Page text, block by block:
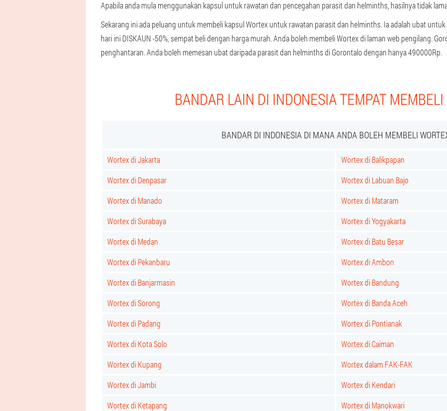
Apabila anda mula menggunakan kapsul untuk rawatan dan pencegahan parasit dan helminths, hasilnya tidak
Sekarang ini ada peluang untuk membeli kapsul Wortex untuk rawatan parasit dan helminths. Ia adalah ubat
hari ini DISKAUN -50%, sempat beli dengan harga murah. Anda boleh membeli Wortex di laman web pengilang.
penghantaran. Anda boleh memesan ubat daripada parasit dan helminths di Gorontalo dengan hanya 490000Rp.
BANDAR LAIN DI INDONESIA TEMPAT MEMBELI
BANDAR DI INDONESIA DI MANA ANDA BOLEH MEMBELI
Wortex di Jakarta
Wortex di Balikpapan
Wortex di Denpasar
Wortex di Labuan Bajo
Wortex di Manado
Wortex di Mataram
Wortex di Surabaya
Wortex di Yogyakarta
Wortex di Medan
Wortex di Batu Besar
Wortex di Pekanbaru
Wortex di Ambon
Wortex di Banjarmasin
Wortex di Bandung
Wortex di Sorong
Wortex di Banda Aceh
Wortex di Padang
Wortex di Pontianak
Wortex di Kota Solo
Wortex di Caiman
Wortex di Kupang
Wortex dalam FAK-FAK
Wortex di Jambi
Wortex di Kendari
Wortex di Ketapang
Wortex di Manokwari